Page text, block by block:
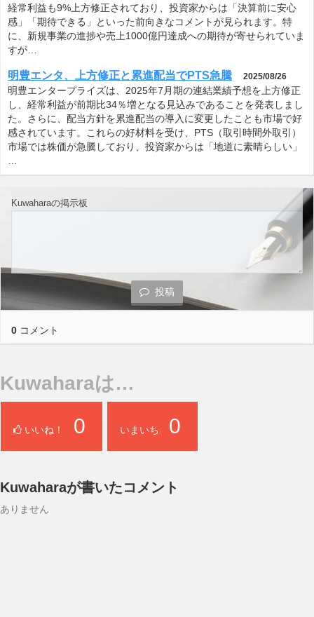
経常利益も9%上方修正されており、投資家からは「決算前に安心
感」「期待できる」といった前向きなコメントが見られます。特
に、新規事業の進捗や売上1000億円達成への期待が寄せられていま
すが…
明豊エンタ、上方修正と累進配当でPTS急騰 2025/08/26
明豊エンタープライズは、2025年7月期の連結業績予想を上方修正
し、経常利益が前期比34％増となる見込みであることを発表しまし
た。さらに、配当方針を累進配当の導入に変更したことも市場で好
感されています。これらの好材料を受け、PTS（取引時間外取引）
市場では株価が急騰しており、投資家からは「地道に素晴らしい」
Kuwaharaの掲示板
投稿
0 コメント
Kuwaharaは…
いいね！ 0 いまいち 0
Kuwaharaが書いたコメント
ありません